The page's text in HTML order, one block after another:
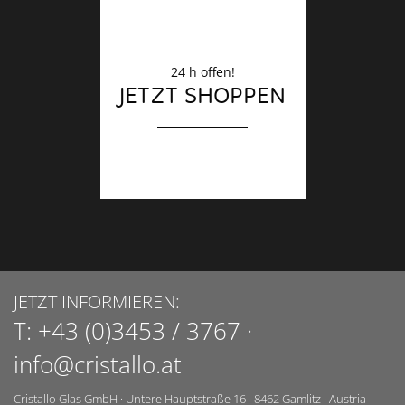
24 h offen!
JETZT SHOPPEN
JETZT INFORMIEREN:
T: +43 (0)3453 / 3767 ·
info@cristallo.at
Cristallo Glas GmbH · Untere Hauptstraße 16 · 8462Gamlitz · Austria